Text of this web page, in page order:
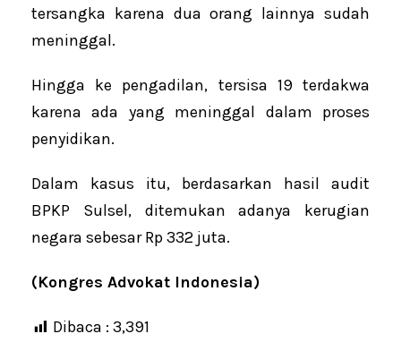
tersangka karena dua orang lainnya sudah
meninggal.
Hingga ke pengadilan, tersisa 19 terdakwa
karena ada yang meninggal dalam proses
penyidikan.
Dalam kasus itu, berdasarkan hasil audit
BPKP Sulsel, ditemukan adanya kerugian
negara sebesar Rp 332 juta.
(Kongres Advokat Indonesia)
Dibaca : 3,391